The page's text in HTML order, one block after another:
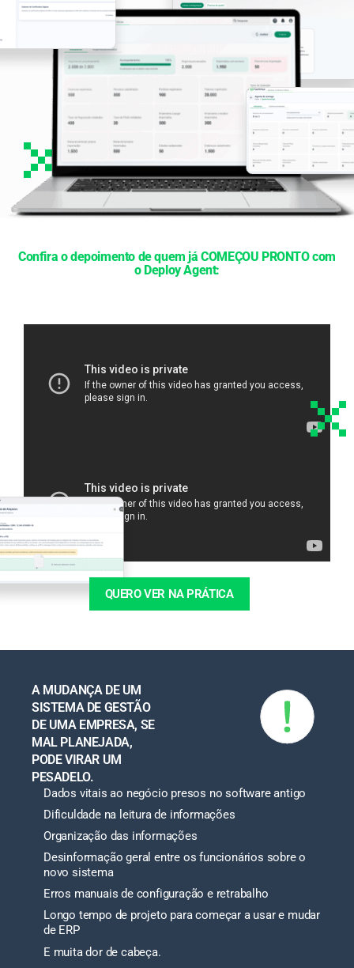
Confira o depoimento de quem já COMEÇOU PRONTO com
o Deploy Agent:
QUERO VER NA PRÁTICA
A MUDANÇA DE UM
SISTEMA DE GESTÃO
DE UMA EMPRESA, SE
MAL PLANEJADA,
PODE VIRAR UM
PESADELO.
Dados vitais ao negócio presos no software antigo
Dificuldade na leitura de informações
Organização das informações
Desinformação geral entre os funcionários sobre o
novo sistema
Erros manuais de configuração e retrabalho
Longo tempo de projeto para começar a usar e mudar
de ERP
E muita dor de cabeça.